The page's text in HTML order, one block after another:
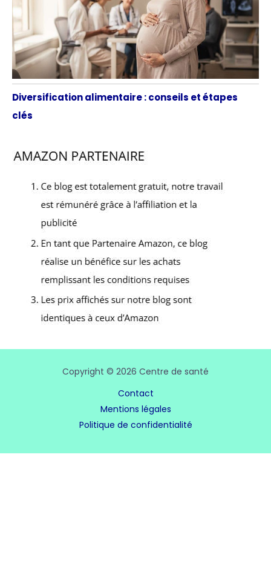
Diversification alimentaire : conseils et étapes
clés
Copyright © 2026 Centre de santé
Contact
Mentions légales
Politique de confidentialité